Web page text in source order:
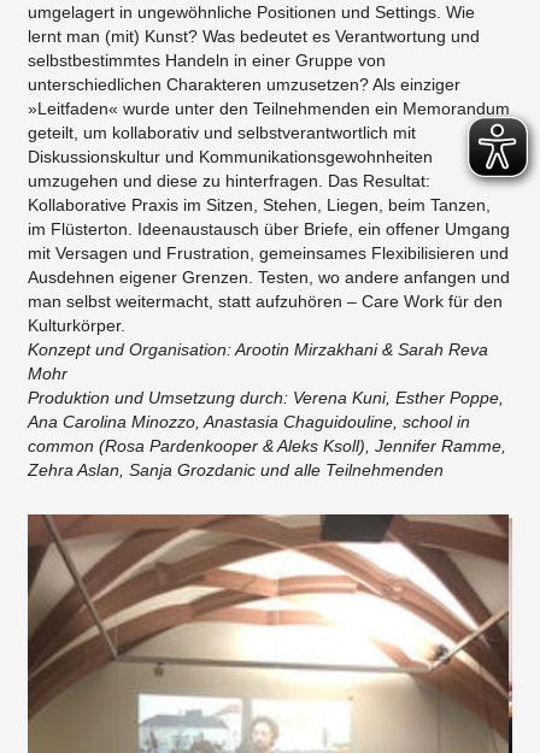
umgelagert in ungewöhnliche Positionen und Settings. Wie
lernt man (mit) Kunst? Was bedeutet es Verantwortung und
selbstbestimmtes Handeln in einer Gruppe von
unterschiedlichen Charakteren umzusetzen? Als einziger
»Leitfaden« wurde unter den Teilnehmenden ein Memorandum
geteilt, um kollaborativ und selbstverantwortlich mit
Diskussionskultur und Kommunikationsgewohnheiten
umzugehen und diese zu hinterfragen. Das Resultat:
Kollaborative Praxis im Sitzen, Stehen, Liegen, beim Tanzen,
im Flüsterton. Ideenaustausch über Briefe, ein offener Umgang
mit Versagen und Frustration, gemeinsames Flexibilisieren und
Ausdehnen eigener Grenzen. Testen, wo andere anfangen und
man selbst weitermacht, statt aufzuhören – Care Work für den
Kulturkörper.
Konzept und Organisation: Arootin Mirzakhani & Sarah Reva
Mohr
Produktion und Umsetzung durch: Verena Kuni, Esther Poppe,
Ana Carolina Minozzo, Anastasia Chaguidouline, school in
common (Rosa Pardenkooper & Aleks Ksoll), Jennifer Ramme,
Zehra Aslan, Sanja Grozdanic und alle Teilnehmenden